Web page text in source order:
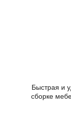
Быстрая и
сборке